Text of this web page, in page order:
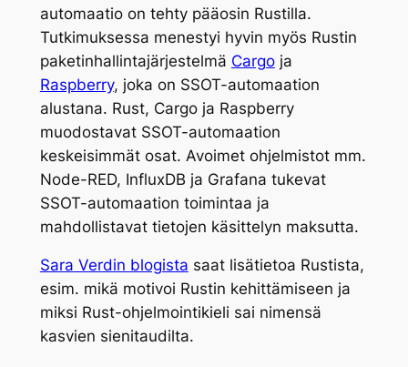
automaatio on tehty pääosin Rustilla.
Tutkimuksessa menestyi hyvin myös Rustin
paketinhallintajärjestelmä Cargoja
Raspberry, joka on SSOT-automaation
alustana. Rust, Cargo ja Raspberry
muodostavat SSOT-automaation
keskeisimmät osat. Avoimet ohjelmistot mm.
Node-RED, InfluxDB ja Grafana tukevat
SSOT-automaation toimintaa ja
mahdollistavat tietojen käsittelyn maksutta.
Sara Verdin blogista saat lisätietoa Rustista,
esim. mikä motivoi Rustin kehittämiseen ja
miksi Rust-ohjelmointikieli sai nimensä
kasvien sienitaudilta.